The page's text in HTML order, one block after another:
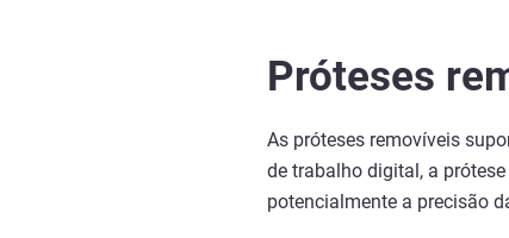
Próteses
As próteses removíveis
de trabalho digital, a
potencialmente a precisão